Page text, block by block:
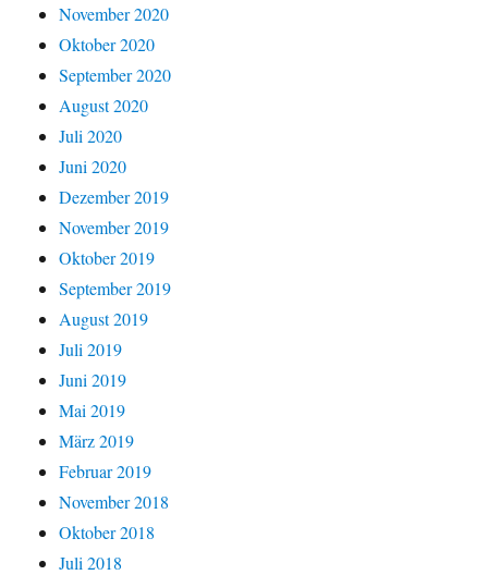
November 2020
Oktober 2020
September 2020
August 2020
Juli 2020
Juni 2020
Dezember 2019
November 2019
Oktober 2019
September 2019
August 2019
Juli 2019
Juni 2019
Mai 2019
März 2019
Februar 2019
November 2018
Oktober 2018
Juli 2018